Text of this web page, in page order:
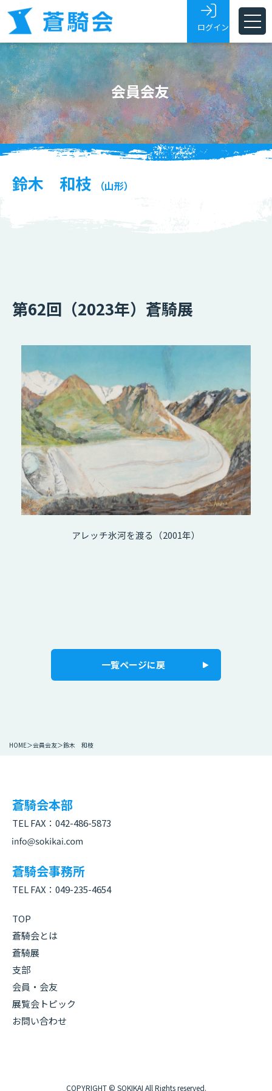
ホーム
蒼騎会とは
蒼騎展
支部
展覧会トピックス
ログイン
会員会友
鈴木 和枝 （山形）
第62回（2023年）蒼騎展
アレッチ氷河を渡る（2001年）
一覧ページに戻
HOME 会員会友 鈴木 和枝
蒼騎会本部
TEL FAX： 042-486-5873
蒼騎会事務所
TEL FAX： 049-235-4654
TOP
蒼騎会とは
蒼騎展
支部
会員・会友
展覧会トピック
お問い合わせ
COPYRIGHT © SOKIKAI All Rights reserved.